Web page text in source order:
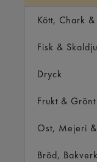
Kött, Chark &
Fisk &
Dryck
Frukt & Grönt
Ost, Mejeri
Bröd,